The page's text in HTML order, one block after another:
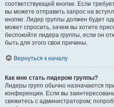
соответствующей кнопке. Если
вы можете отправить запрос на
кнопке. Лидер группы должен будет
может спросить, зачем вы хотите
беспокойте лидера группы, если он
быть для этого свои причины.
Вернуться к началу
Как мне стать лидером группы?
Лидеры групп обычно назначаются
конференции. Если вы
свяжитесь с администратором;